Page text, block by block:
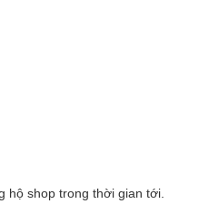
hộ shop trong thời gian tới.